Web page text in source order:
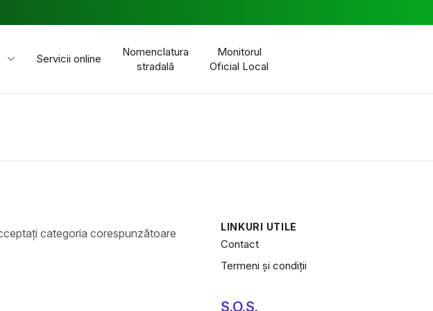
Servicii online
Nomenclatura
stradală
Monitorul
Oficial Local
LINKURI UTILE
Contact
Termeni și condiții
S.O.S.